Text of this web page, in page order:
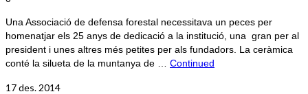
Una Associació de defensa forestal necessitava un peces per
homenatjar els 25 anys de dedicació a la institució, una gran per al
president i unes altres més petites per als fundadors. La ceràmica
conté la silueta de la muntanya de … Continued
17des. 2014